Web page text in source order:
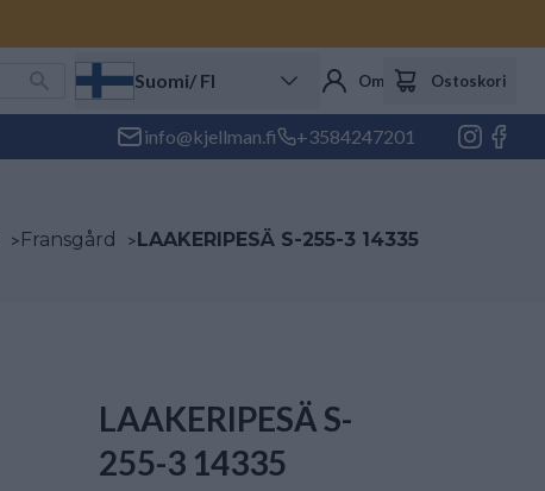
Suomi/ FI Oma tili Ostoskori
info@kjellman.fi +3584247201
>Fransgård >LAAKERIPESÄ S-255-3 14335
LAAKERIPESÄ S-
255-3 14335